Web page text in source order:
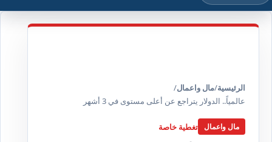
الرئيسية/مال واعمال/
عالمياً.. الدولار يتراجع عن أعلى مستوى في 3 أشهر
مال واعمال تغطية خاصة